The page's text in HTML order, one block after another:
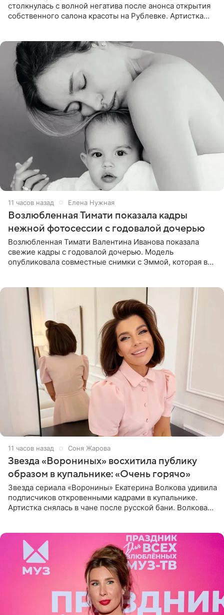
столкнулась с волной негатива после анонса открытия
собственного салона красоты на Рублевке. Артистка
11 часов назад Елена Нужная
Возлюбленная Тимати показала кадры
нежной фотосессии с годовалой дочерью
Возлюбленная Тимати Валентина Иванова показала
свежие кадры с годовалой дочерью. Модель
опубликовала совместные снимки с Эммой, которая в
11 часов назад Соня Жарова
Звезда «Ворониных» восхитила публику
образом в купальнике: «Очень горячо»
Звезда сериала «Воронины» Екатерина Волкова удивила
подписчиков откровенными кадрами в купальнике.
Артистка снялась в чане после русской бани. Волкова